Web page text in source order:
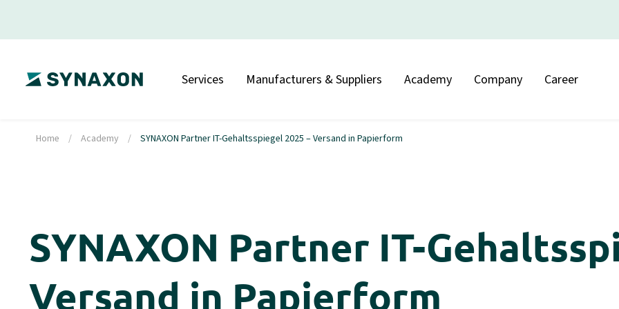
Services Manufacturers & Suppliers Academy Company Career
Home / Academy / SYNAXON Partner IT-Gehaltsspiegel 2025 – Versand in Papierform
SYNAXON Partner IT-
Versand in Papierform